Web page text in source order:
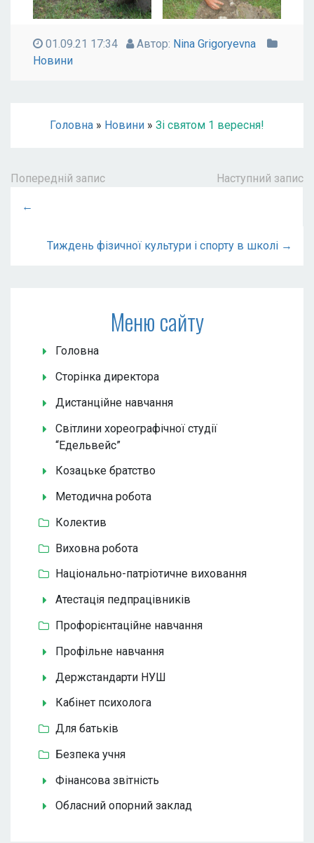
01.09.21 17:34 Автор: Nina Grigoryevna
Новини
Головна » Новини » Зі святом 1 вересня!
Попередній запис Наступний запис
←
Тиждень фізичної культури і спорту в школі →
Меню сайту
Головна
Сторінка директора
Дистанційне навчання
Світлини хореографічної студії
“Едельвейс”
Козацьке братство
Методична робота
Колектив
Виховна робота
Національно-патріотичне виховання
Атестація педпрацівників
Профорієнтаційне навчання
Профільне навчання
Держстандарти НУШ
Кабінет психолога
Для батьків
Безпека учня
Фінансова звітність
Обласний опорний заклад